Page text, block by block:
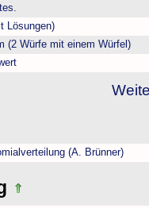
Lösungen)
(2 Würfe mit einem Würfel)
(A. Brünner)